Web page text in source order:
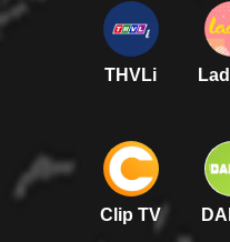
THVLi
Clip TV